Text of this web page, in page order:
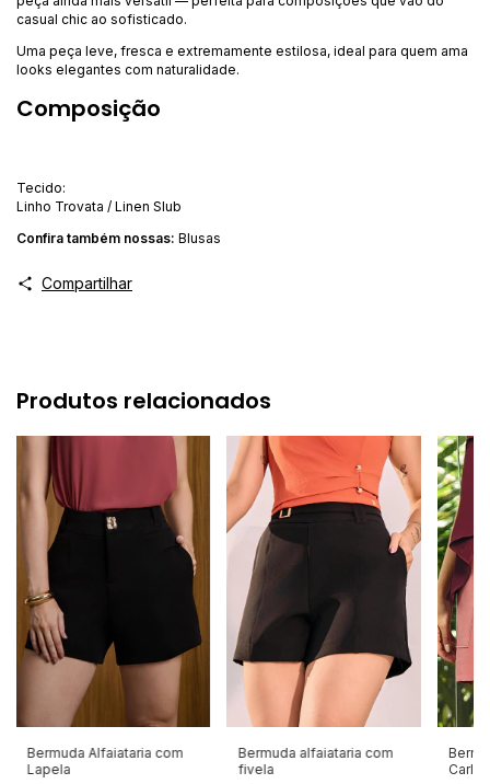
casual chic ao sofisticado.
Uma peça leve, fresca e extremamente estilosa, ideal para quem ama
looks elegantes com naturalidade.
Composição
Tecido:
Linho Trovata / Linen Slub
Confira também nossas: Blusas
Compartilhar
Produtos relacionados
Bermuda Alfaiataria com
Lapela
Bermuda alfaiataria com
fivela
Carlo